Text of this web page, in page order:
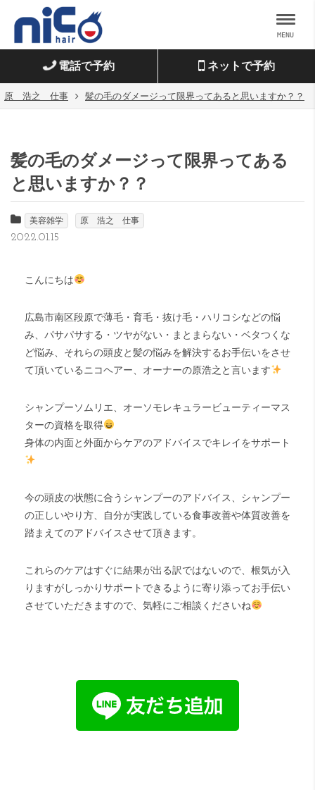
電話で予約 ネットで予約
原 浩之 仕事 髪の毛のダメージって限界ってあると思いますか？？
髪の毛のダメージって限界ってある
と思いますか？？
美容雑学 原 浩之 仕事
2022.01.15
こんにちは
広島市南区段原で薄毛・育毛・抜け毛・ハリコシなどの悩
み、パサパサする・ツヤがない・まとまらない・ベタつくな
ど悩み、それらの頭皮と髪の悩みを解決するお手伝いをさせ
て頂いているニコヘアー、オーナーの原浩之と言います
シャンプーソムリエ、オーソモレキュラービューティーマス
ターの資格を取得
身体の内面と外面からケアのアドバイスでキレイをサポート
今の頭皮の状態に合うシャンプーのアドバイス、シャンプー
の正しいやり方、自分が実践している食事改善や体質改善を
踏まえてのアドバイスさせて頂きます。
これらのケアはすぐに結果が出る訳ではないので、根気が入
りますがしっかりサポートできるように寄り添ってお手伝い
させていただきますので、気軽にご相談くださいね
MENU